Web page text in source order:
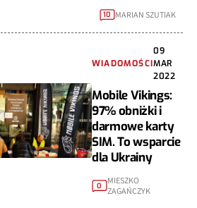
10 MARIAN SZUTIAK
WIADOMOŚCI
09
MAR
2022
Mobile Vikings:
97% obniżki i
darmowe karty
SIM. To wsparcie
dla Ukrainy
0
MIESZKO
ZAGAŃCZYK